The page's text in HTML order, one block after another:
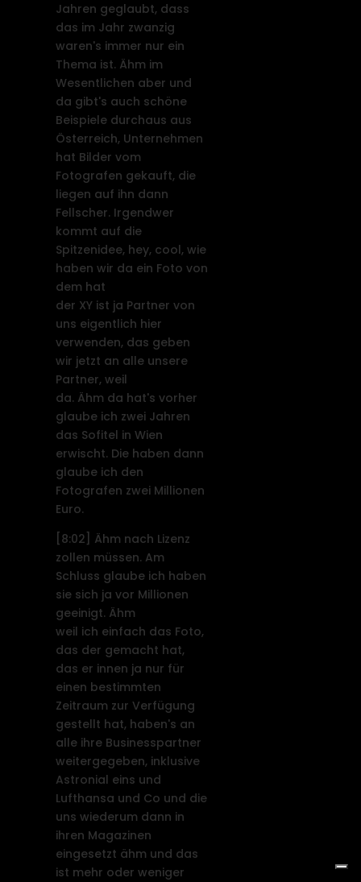
Jahren geglaubt, dass
das im Jahr zwanzig
waren's immer nur ein
Thema ist. Ähm im
Wesentlichen aber und
da gibt's auch schöne
Beispiele durchaus aus
Österreich, Unternehmen
hat Bilder vom
Fotografen gekauft, die
liegen auf ihn dann
Fellscher. Irgendwer
kommt auf die
Spitzenidee, hey, cool, wie
haben wir da ein Foto von
dem hat
der XY ist ja Partner von
uns eigentlich hier
verwenden, das geben
wir jetzt an alle unsere
Partner, weil
da. Ähm da hat's vorher
glaube ich zwei Jahren
das Sofitel in Wien
erwischt. Die haben dann
glaube ich den
Fotografen zwei Millionen
Euro.
[8:02]
Ähm nach Lizenz
zollen müssen. Am
Schluss glaube ich haben
sie sich ja vor Millionen
geeinigt. Ähm
weil ich einfach das Foto,
das der gemacht hat,
das er innen ja nur für
einen bestimmten
Zeitraum zur Verfügung
gestellt hat, haben's an
alle ihre Businesspartner
weitergegeben, inklusive
Astronial eins und
Lufthansa und Co und die
uns wiederum dann in
ihren Magazinen
eingesetzt ähm und das
ist mehr oder weniger